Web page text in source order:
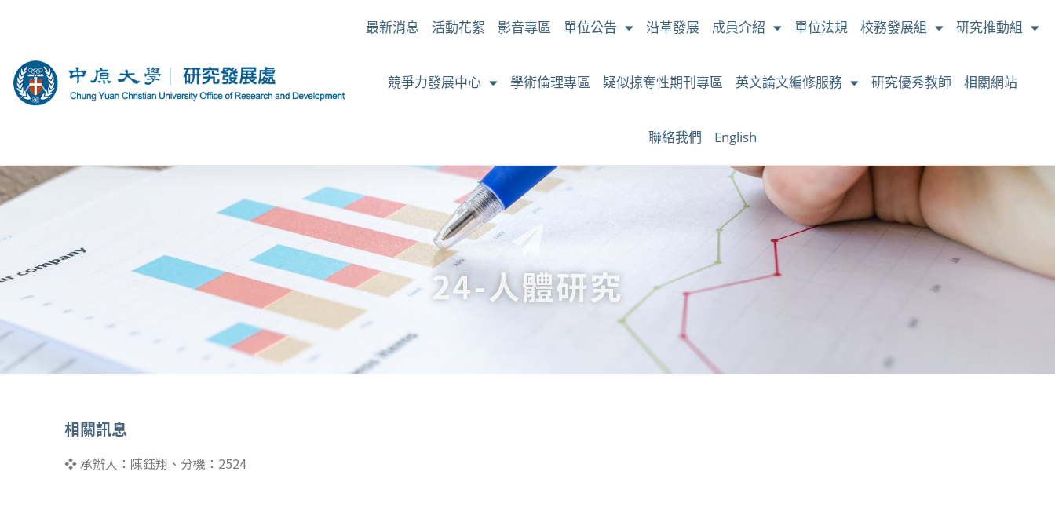
最新消息 活動花絮 影音專區 單位公告 沿革發展 成員介紹 單位法規 校務發展組 研究推動組
競爭力發展中心 學術倫理專區 疑似掠奪性期刊專區 英文論文編修服務 研究優秀教師 相關網站
聯絡我們 English
24-人體研究
相關訊息
❖ 承辦人：陳鈺翔、分機：2524